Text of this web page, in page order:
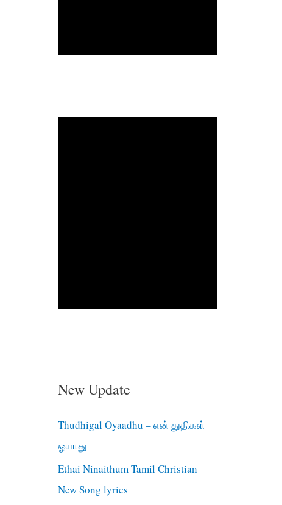
New Update
Thudhigal Oyaadhu – என் துதிகள்
ஓயாது
Ethai Ninaithum Tamil Christian
New Song lyrics